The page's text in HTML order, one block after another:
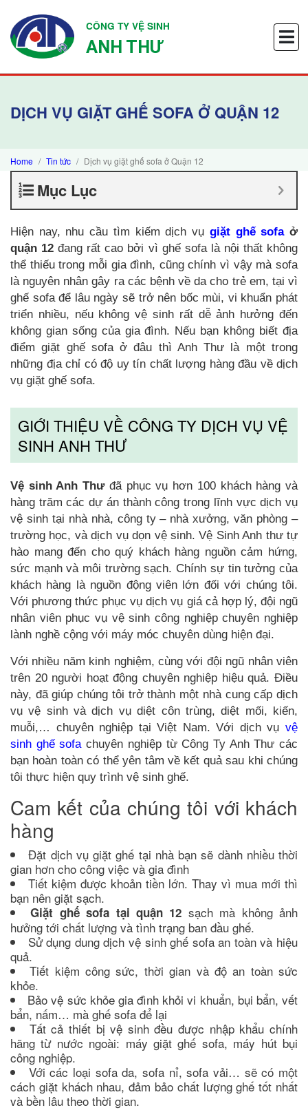
CÔNG TY VỆ SINH
ANH THƯ
DỊCH VỤ GIẶT GHẾ SOFA Ở QUẬN 12
Home Tin tức Dịch vụ giặt ghế sofa ở Quận 12
Mục Lục
Hiện nay, nhu cầu tìm kiếm dịch vụ giặt ghế sofaở
quận 12đang rất cao bởi vì ghế sofa là nội thất không
thể thiếu trong mỗi gia đình, cũng chính vì vậy mà sofa
là nguyên nhân gây ra các bệnh về da cho trẻ em, tại vì
ghế sofa để lâu ngày sẽ trở nên bốc mùi, vi khuẩn phát
triển nhiều, nếu không vệ sinh rất dễ ảnh hưởng đến
không gian sống của gia đình. Nếu bạn không biết địa
điểm giặt ghế sofa ở đâu thì Anh Thư là một trong
những địa chỉ có độ uy tín chất lượng hàng đầu về dịch
vụ giặt ghế sofa.
GIỚI THIỆU VỀ CÔNG TY DỊCH VỤ VỆ
SINH ANH THƯ
Vệ sinh Anh Thưđã phục vụ hơn 100 khách hàng và
hàng trăm các dự án thành công trong lĩnh vực dịch vụ
vệ sinh tại nhà nhà, công ty – nhà xưởng, văn phòng –
trường học, và dịch vụ dọn vệ sinh. Vệ Sinh Anh thư tự
hào mang đến cho quý khách hàng nguồn cảm hứng,
sức mạnh và môi trường sạch. Chính sự tin tưởng của
khách hàng là nguồn động viên lớn đối với chúng tôi.
Với phương thức phục vụ dịch vụ giá cả hợp lý, đội ngũ
nhân viên phục vụ vệ sinh công nghiệp chuyên nghiệp
lành nghề cộng với máy móc chuyên dùng hiện đại.
Với nhiều năm kinh nghiệm, cùng với đội ngũ nhân viên
trên 20 người hoạt động chuyên nghiệp hiệu quả. Điều
này, đã giúp chúng tôi trở thành một nhà cung cấp dịch
vụ vệ sinh và dịch vụ diệt côn trùng, diệt mối, kiến,
muỗi,… chuyên nghiệp tại Việt Nam. Với dịch vụ vệ
sinh ghế sofachuyên nghiệp từ Công Ty Anh Thư các
bạn hoàn toàn có thể yên tâm về kết quả sau khi chúng
tôi thực hiện quy trình vệ sinh ghế.
Cam kết của chúng tôi với khách
hàng
Đặt dịch vụ giặt ghế tại nhà bạn sẽ dành nhiều thời
gian hơn cho công việc và gia đình
Tiết kiệm được khoản tiền lớn. Thay vì mua mới thì
bạn nên giặt sạch.
Giặt ghế sofa tại quận 12 sạch mà không ảnh
hưởng tới chất lượng và tình trạng ban đầu ghế.
Sử dụng dung dịch vệ sinh ghế sofa an toàn và hiệu
quả.
Tiết kiệm công sức, thời gian và độ an toàn sức
khỏe.
Bảo vệ sức khỏe gia đình khỏi vi khuẩn, bụi bẩn, vết
bẩn, nấm… mà ghế sofa để lại
Tất cả thiết bị vệ sinh đều được nhập khẩu chính
hãng từ nước ngoài: máy giặt ghế sofa, máy hút bụi
công nghiệp.
Với các loại sofa da, sofa nỉ, sofa vải… sẽ có một
cách giặt khách nhau, đảm bảo chất lượng ghế tốt nhất
và bền lâu theo thời gian.